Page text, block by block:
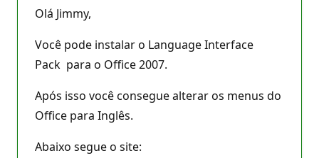
Olá Jimmy,
Você pode instalar o Language Interface
Pack para o Office 2007.
Após isso você consegue alterar os menus do
Office para Inglês.
Abaixo segue o site: